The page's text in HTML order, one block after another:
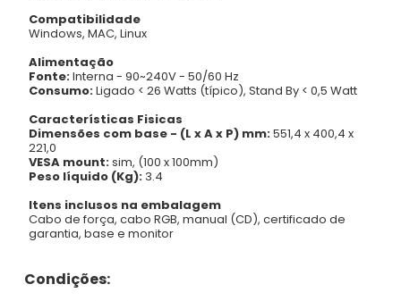
Compatibilidade
Windows, MAC, Linux
Alimentação
Fonte:Interna - 90~240V - 50/60 Hz
Consumo:Ligado < 26 Watts (típico), Stand By < 0,5 Watt
Características Fisicas
Dimensões com base - (L x A x P) mm:551,4 x 400,4 x
221,0
VESA mount:sim, (100 x 100mm)
Peso líquido (Kg): 3.4
Itens inclusos na embalagem
Cabo de força, cabo RGB, manual (CD), certificado de
garantia, base e monitor
Condições: